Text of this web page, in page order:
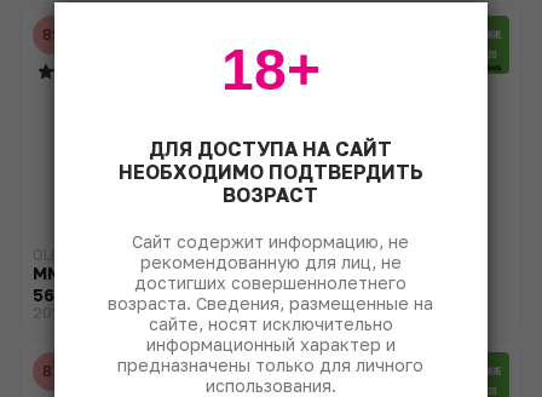
89
MMXXII Dry Red Wine №
56
OLEG REPIN
Chenin Blanc
2024
87 86
ДЛЯ ДОСТУПА НА САЙТ
НЕОБХОДИМО ПОДТВЕРДИТЬ
ВОЗРАСТ
Сайт содержит информацию, не
рекомендованную для лиц, не
достигших совершеннолетнего
возраста. Сведения, размещенные на
сайте, носят исключительно
информационный характер и
предназначены только для личного
использования.
18+